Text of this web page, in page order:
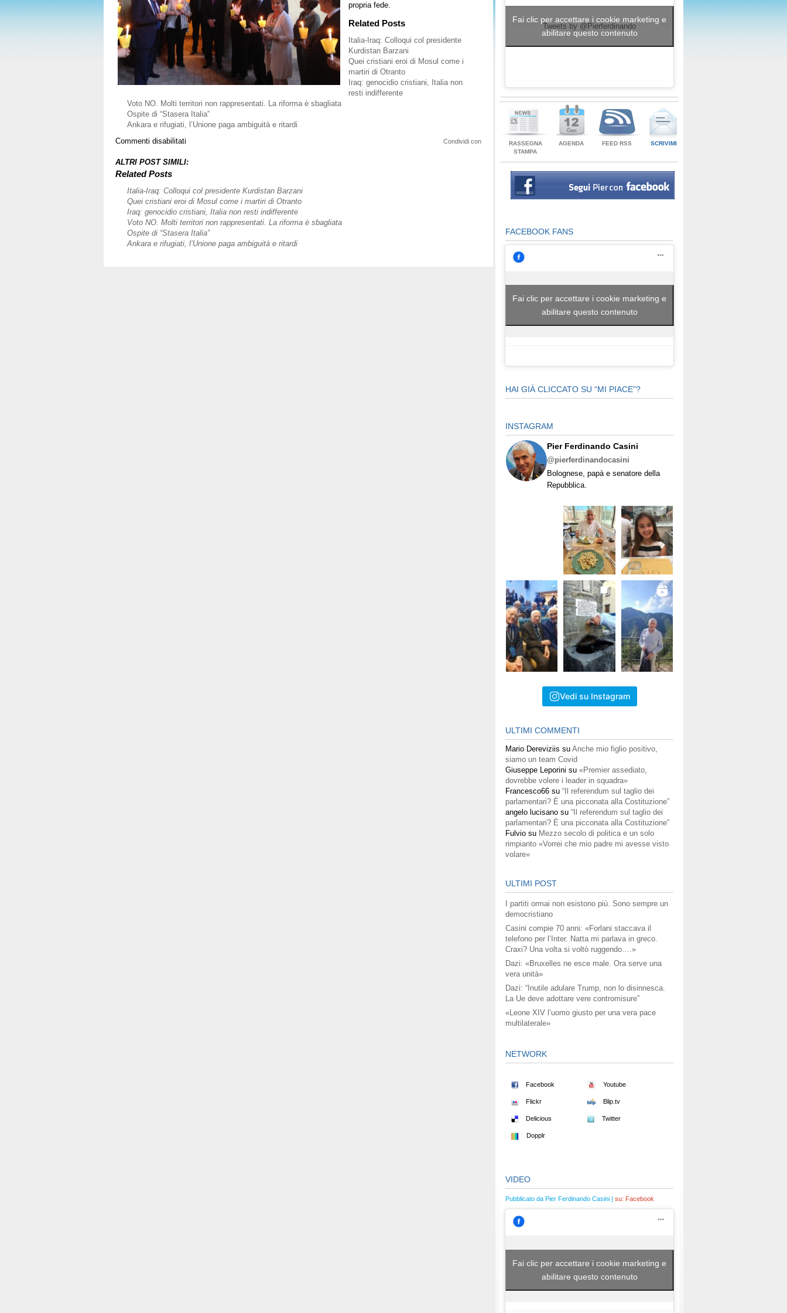
propria fede.
Related Posts
Italia-Iraq: Colloqui col presidente
Kurdistan Barzani
Quei cristiani eroi di Mosul come i
martiri di Otranto
Iraq: genocidio cristiani, Italia non
resti indifferente
Voto NO. Molti territori non rappresentati. La riforma è sbagliata
Ospite di “Stasera Italia”
Ankara e rifugiati, l’Unione paga ambiguità e ritardi
Commenti disabilitati
alla
i
cristiani
di
Mosul
ALTRI POST SIMILI:
Related Posts
Italia-Iraq: Colloqui col presidente Kurdistan Barzani
Quei cristiani eroi di Mosul come i martiri di Otranto
Iraq: genocidio cristiani, Italia non resti indifferente
Voto NO. Molti territori non rappresentati. La riforma è sbagliata
Ospite di “Stasera Italia”
Ankara e rifugiati, l’Unione paga ambiguità e ritardi
Condividi con
Tweets by @Pierferdinando
Fai clic per accettare i cookie marketing e
abilitare questo contenuto
RASSEGNA
STAMPA
AGENDA FEED RSS SCRIVIMI
FACEBOOK FANS
Fai clic per accettare i cookie marketing e
abilitare questo contenuto
HAI GIÀ CLICCATO SU “MI PIACE”?
INSTAGRAM
Pier Ferdinando Casini
@pierferdinandocasini
Bolognese, papà e senatore della
Repubblica.
Vedi su Instagram
ULTIMI COMMENTI
Mario Dereviziis su Anche mio figlio positivo,
siamo un team Covid
Giuseppe Leporini su «Premier assediato,
dovrebbe volere i leader in squadra»
Francesco66 su “Il referendum sul taglio dei
parlamentari? È una picconata alla Costituzione”
angelo lucisano su “Il referendum sul taglio dei
parlamentari? È una picconata alla Costituzione”
Fulvio su Mezzo secolo di politica e un solo
rimpianto «Vorrei che mio padre mi avesse visto
volare»
ULTIMI POST
I partiti ormai non esistono più. Sono sempre un
democristiano
Casini compie 70 anni: «Forlani staccava il
telefono per l’Inter. Natta mi parlava in greco.
Craxi? Una volta si voltò ruggendo….»
Dazi: «Bruxelles ne esce male. Ora serve una
vera unità»
Dazi: “Inutile adulare Trump, non lo disinnesca.
La Ue deve adottare vere contromisure”
«Leone XIV l’uomo giusto per una vera pace
multilaterale»
NETWORK
Facebook Youtube
Flickr Blip.tv
Delicious Twitter
Dopplr
VIDEO
Pubblicato da Pier Ferdinando Casini | su: Facebook
Fai clic per accettare i cookie marketing e
abilitare questo contenuto